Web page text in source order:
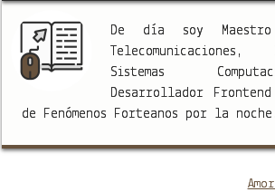
De día soy
Sistemas
Desarrollador
de Fenómenos Forteanos por la